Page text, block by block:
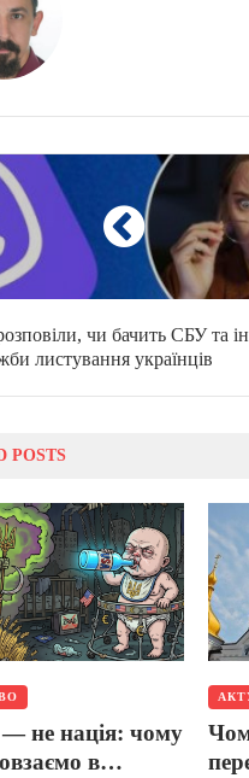
чи бачить СБУ та
листування українців
POSTS
— не нація: чому
в